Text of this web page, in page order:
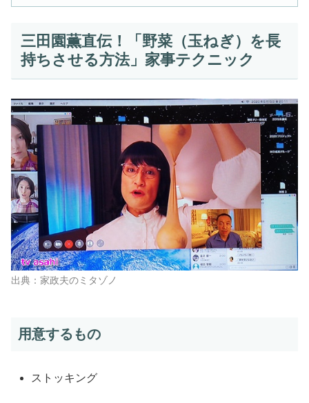
三田園薫直伝！「野菜（玉ねぎ）を長
持ちさせる方法」家事テクニック
出典：家政夫のミタゾノ
用意するもの
ストッキング